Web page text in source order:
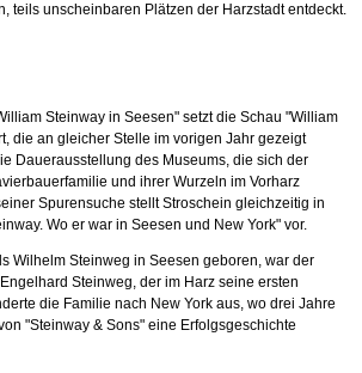
teils unscheinbaren Plätzen der Harzstadtentdeckt.
Steinway in Seesen" setzt die Schau "William
die an gleicher Stelle im vorigen Jahr gezeigt
Dauerausstellung des Museums, die sich der
und ihrer Wurzeln im Vorharz
Spurensuche stellt Stroschein gleichzeitig in
Wo er war in Seesen und New York" vor.
Wilhelm Steinweg in Seesen geboren, war der
Steinweg, der im Harz seine ersten
die Familie nach New York aus, wo drei Jahre
"Steinway & Sons" eine Erfolgsgeschichte